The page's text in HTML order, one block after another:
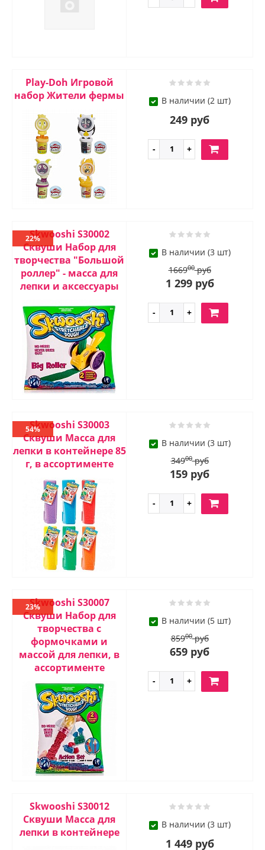
Play-Doh Игровой
набор Жители фермы
В наличии (2 шт)
249 руб
Skwooshi S30002
Сквуши Набор для
творчества "Большой
роллер" - масса для
лепки и аксессуары
22%
В наличии (3 шт)
166900руб
1 299 руб
Skwooshi S30003
Сквуши Масса для
лепки в контейнере 85
г, в ассортименте
54%
В наличии (3 шт)
34900руб
159 руб
Skwooshi S30007
Сквуши Набор для
творчества c
формочками и
массой для лепки, в
ассортименте
23%
В наличии (5 шт)
85900руб
659 руб
Skwooshi S30012
Сквуши Масса для
лепки в контейнере
В наличии (3 шт)
1 449 руб